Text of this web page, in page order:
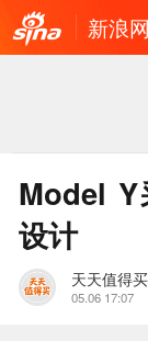
新浪网
Model Y
设计
天天值得买
05.06 17:07